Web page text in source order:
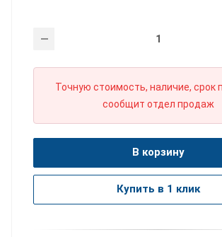
Точную стоимость, наличие, срок
сообщит отдел продаж
В корзину
Купить в 1 клик